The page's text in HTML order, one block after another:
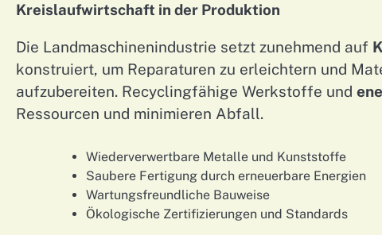
Kreislaufwirtschaft in der Produktion
Die Landmaschinenindustrie setzt zunehmend auf
konstruiert, um Reparaturen zu erleichtern und
aufzubereiten. Recyclingfähige Werkstoffe und
Ressourcen und minimieren Abfall.
Wiederverwertbare Metalle und Kunststoffe
Saubere Fertigung durch erneuerbare Energien
Wartungsfreundliche Bauweise
Ökologische Zertifizierungen und Standards